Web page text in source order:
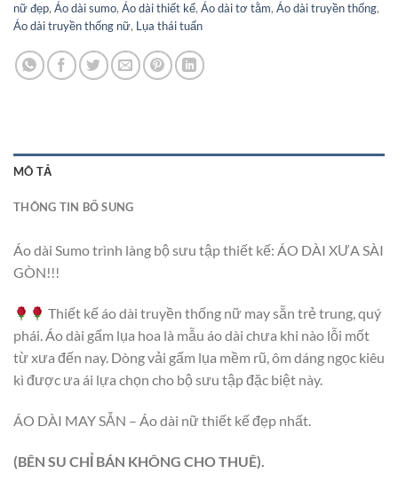
nữ đẹp, Áo dài sumo, Áo dài thiết kế, Áo dài tơ tằm, Áo dài truyền thống,
Áo dài truyền thống nữ, Lụa thái tuấn
MÔ TẢ
THÔNG TIN BỔ SUNG
Áo dài Sumo trình làng bộ sưu tập thiết kế: ÁO DÀI XƯA SÀI
GÒN!!!
Thiết kế áo dài truyền thống nữ may sẵn trẻ trung, quý
phái. Áo dài gấm lụa hoa là mẫu áo dài chưa khi nào lỗi mốt
từ xưa đến nay. Dòng vải gấm lụa mềm rũ, ôm dáng ngọc kiêu
kì được ưa ái lựa chọn cho bộ sưu tập đặc biệt này.
ÁO DÀI MAY SẴN – Áo dài nữ thiết kế đẹp nhất.
(BÊN SU CHỈ BÁN KHÔNG CHO THUÊ).